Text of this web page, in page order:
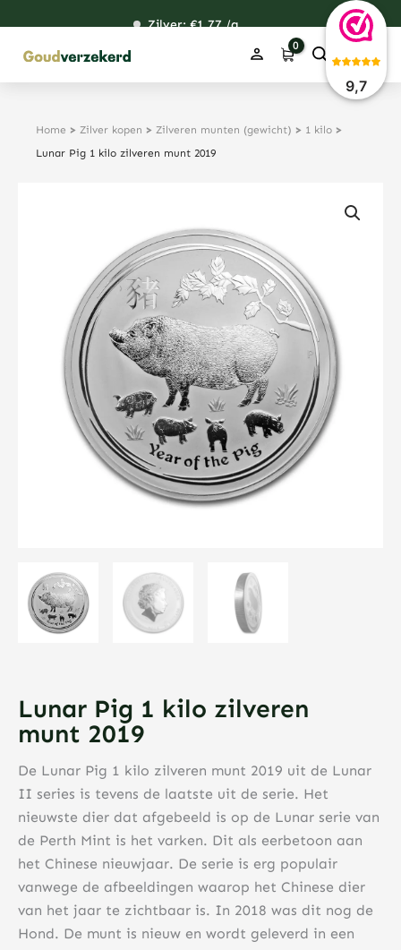
9,7
inhoud
120,76
Zilver: €1,77/g
48,59
38,39
Home > Zilver kopen > Zilveren munten (gewicht) > 1 kilo >
Lunar Pig 1 kilo zilveren munt 2019
Lunar Pig 1 kilo zilveren
munt 2019
De Lunar Pig 1 kilo zilveren munt 2019 uit de Lunar
II series is tevens de laatste uit de serie. Het
nieuwste dier dat afgebeeld is op de Lunar serie van
de Perth Mint is het varken. Dit als eerbetoon aan
het Chinese nieuwjaar. De serie is erg populair
vanwege de afbeeldingen waarop het Chinese dier
van het jaar te zichtbaar is. In 2018 was dit nog de
Hond. De munt is nieuw en wordt geleverd in een